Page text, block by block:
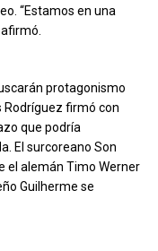
“Estamos en una
protagonismo
Rodríguez firmó con
que podría
El surcoreano Son
el alemán Timo Werner
Guilherme se